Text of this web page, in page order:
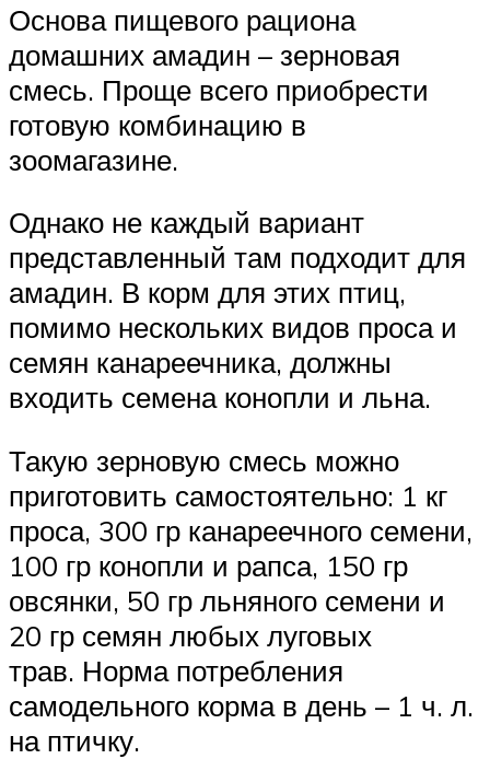
Основа пищевого рациона
домашних амадин – зерновая
смесь. Проще всего приобрести
готовую комбинацию в
зоомагазине.
Однако не каждый вариант
представленный там подходит для
амадин. В корм для этих птиц,
помимо нескольких видов проса и
семян канареечника, должны
входить семена конопли и льна.
Такую зерновую смесь можно
приготовить самостоятельно: 1 кг
проса, 300 гр канареечного семени,
100 гр конопли и рапса, 150 гр
овсянки, 50 гр льняного семени и
20 гр семян любых луговых
трав. Норма потребления
самодельного корма в день – 1 ч. л.
на птичку.